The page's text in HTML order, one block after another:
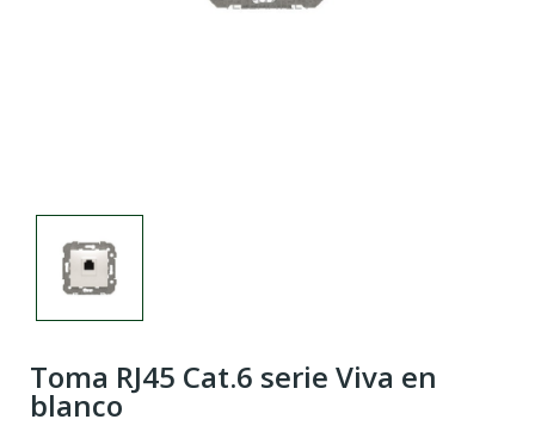
Toma RJ45 Cat.6 serie Viva en
blanco